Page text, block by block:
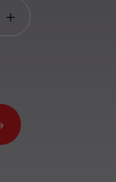
+